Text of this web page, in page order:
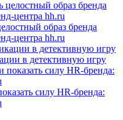
образ бренда
центра hh.ru
в детективную игру
силу HR-бренда: